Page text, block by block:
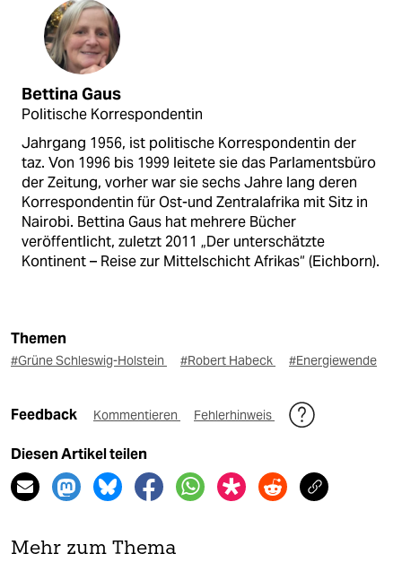
Bettina Gaus
Politische Korrespondentin
Jahrgang 1956, ist politische Korrespondentin der
taz. Von 1996 bis 1999 leitete sie das Parlamentsbüro
der Zeitung, vorher war sie sechs Jahre lang deren
Korrespondentin für Ost-und Zentralafrika mit Sitz in
Nairobi. Bettina Gaus hat mehrere Bücher
veröffentlicht, zuletzt 2011 „Der unterschätzte
Kontinent – Reise zur Mittelschicht Afrikas“ (Eichborn).
Themen
#Grüne Schleswig-Holstein #Robert Habeck #Energiewende
Feedback Kommentieren Fehlerhinweis
Diesen Artikel teilen
Mehr zum Thema